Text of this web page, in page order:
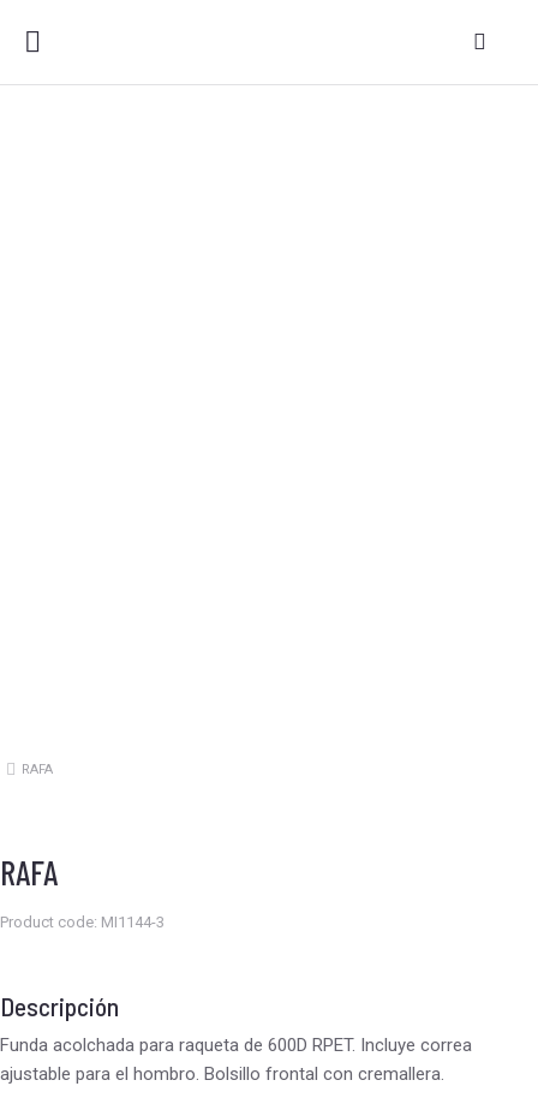
Estás aquí:
RAFA
RAFA
Product code: MI1144-3
Descripción
Funda acolchada para raqueta de 600D RPET. Incluye correa
ajustable para el hombro. Bolsillo frontal con cremallera.